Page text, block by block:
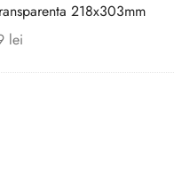
218x303mm
lei